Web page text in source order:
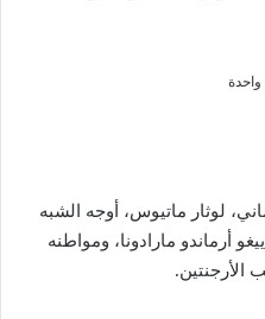
واحدة
لوثار ماتيوس، أوجه الشبه
أرماندو مارادونا، ومواطنه
الأرجنتين.